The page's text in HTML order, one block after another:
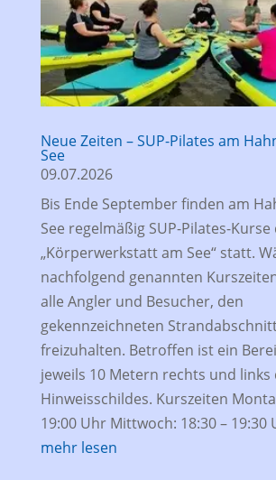
Neue Zeiten – SUP-Pilates am
See
09.07.2026
Bis Ende September finden am
See regelmäßig SUP-Pilates-Kurse
„Körperwerkstatt am See“ statt.
nachfolgend genannten
alle Angler und Besucher, den
gekennzeichneten
freizuhalten. Betroffen ist ein
jeweils 10 Metern rechts und links
Hinweisschildes. Kurszeiten
19:00 Uhr Mittwoch: 18:30 – 19:30
mehr lesen